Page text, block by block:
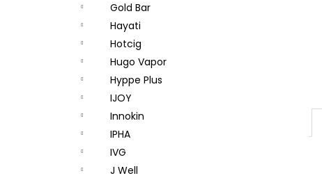
Gold Bar
Hayati
Hotcig
Hugo Vapor
Hyppe Plus
IJOY
Innokin
IPHA
IVG
J Well